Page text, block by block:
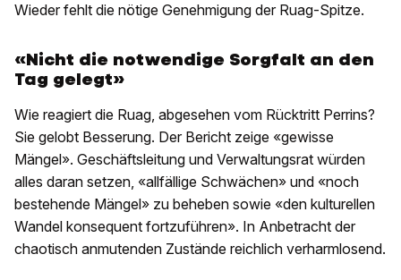
Wieder fehlt die nötige Genehmigung der Ruag-Spitze.
«Nicht die notwendige Sorgfalt an den
Tag gelegt»
Wie reagiert die Ruag, abgesehen vom Rücktritt Perrins?
Sie gelobt Besserung. Der Bericht zeige «gewisse
Mängel». Geschäftsleitung und Verwaltungsrat würden
alles daran setzen, «allfällige Schwächen» und «noch
bestehende Mängel» zu beheben sowie «den kulturellen
Wandel konsequent fortzuführen». In Anbetracht der
chaotisch anmutenden Zustände reichlich verharmlosend.